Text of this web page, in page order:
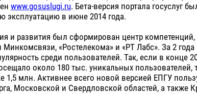
www.gosuslugi.ru. Бета-версия портала госуслуг
эксплуатацию в июне 2014 года.
и развития был сформирован центр
Минкомсвязи, «Ростелекома» и «РТ Лабс». За 2
среди пользователей. Так, если в конце
около 180 тыс. уникальных пользователей,
1,5 млн. Активнее всего новой версией ЕПГУ
Московской и Свердловской областей, а также